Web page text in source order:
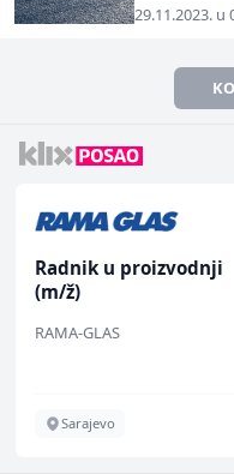
29.11.2023. u
Radnik u proizvodnji
(m/ž)
RAMA-GLAS
Sarajevo